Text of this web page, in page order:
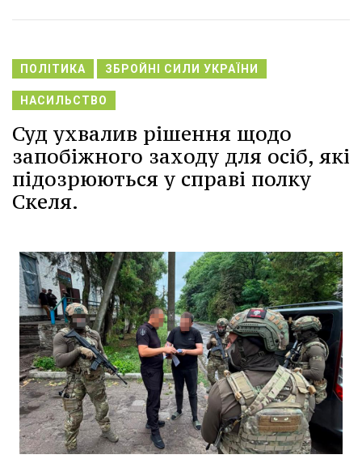
ПОЛІТИКА ЗБРОЙНІ СИЛИ УКРАЇНИ
НАСИЛЬСТВО
Суд ухвалив рішення щодо
запобіжного заходу для осіб, які
підозрюються у справі полку
Скеля.